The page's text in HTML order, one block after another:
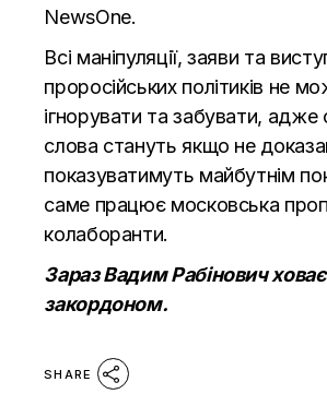
NewsOne.
Всі маніпуляції, заяви та
проросійських політиків не
ігнорувати та забувати, адже
слова стануть якщо не
показуватимуть майбутнім
саме працює московська
колаборанти.
Зараз Вадим Рабінович
закордоном.
SHARE